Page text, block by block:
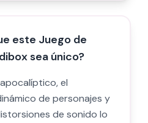
este Juego de
sea único?
el
de personajes y
de sonido lo